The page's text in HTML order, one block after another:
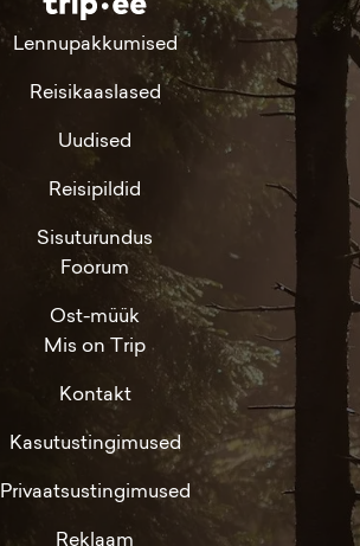
Lennupakkumised
Reisikaaslased
Uudised
Reisipildid
Sisuturundus
Foorum
Ost-müük
Mis on Trip
Kontakt
Kasutustingimused
Privaatsustingimused
Reklaam